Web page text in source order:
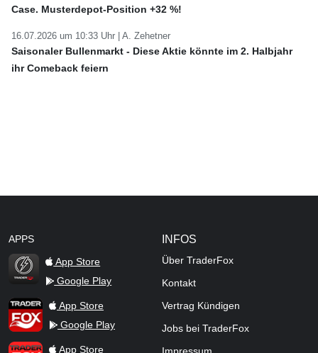
Case. Musterdepot-Position +32 %!
16.07.2026 um 10:33 Uhr | A. Zehetner
Saisonaler Bullenmarkt - Diese Aktie könnte im 2. Halbjahr
ihr Comeback feiern
APPS
TraderFox Flash
App Store
Google Play
TraderFox AppApp Store
Google Play
TraderFox ProApp Store
INFOS
Über TraderFox
Kontakt
Vertrag Kündigen
Jobs bei TraderFox